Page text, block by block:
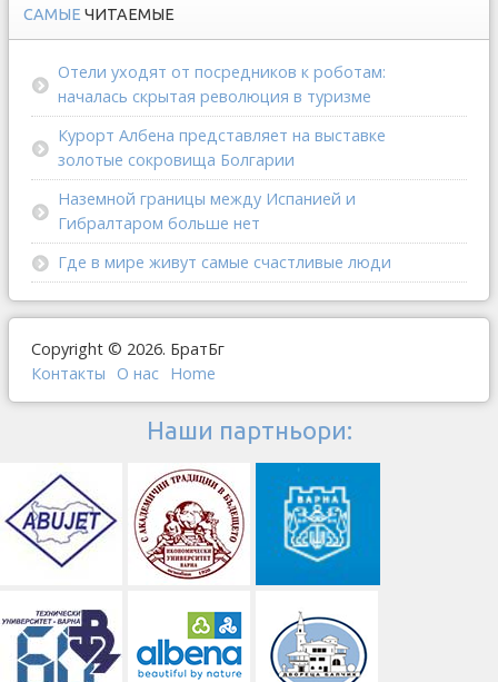
САМЫЕ ЧИТАЕМЫЕ
Отели уходят от посредников к роботам:
началась скрытая революция в туризме
Курорт Албена представляет на выставке
золотые сокровища Болгарии
Наземной границы между Испанией и
Гибралтаром больше нет
Где в мире живут самые счастливые люди
Copyright © 2026. БратБг
Контакты
О наc Home
Наши партньори: